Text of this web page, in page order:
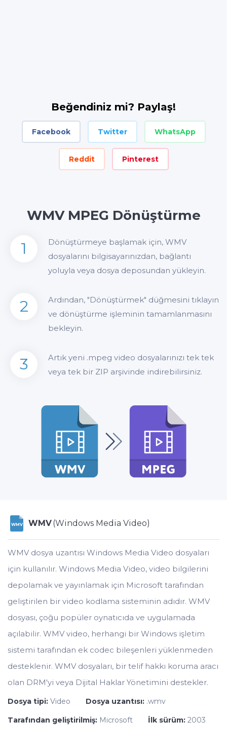
Beğendiniz mi? Paylaş!
Facebook Twitter WhatsApp
Reddit Pinterest
WMV MPEG Dönüştürme
1
Dönüştürmeye başlamak için, WMV
dosyalarını bilgisayarınızdan, bağlantı
yoluyla veya dosya deposundan yükleyin.
2
Ardından, "Dönüştürmek" düğmesini tıklayın
ve dönüştürme işleminin tamamlanmasını
bekleyin.
3
Artık yeni .mpeg video dosyalarınızı tek tek
veya tek bir ZIP arşivinde indirebilirsiniz.
WMV WMV(Windows Media Video)
WMV dosya uzantısı Windows Media Video dosyaları
için kullanılır. Windows Media Video, video bilgilerini
depolamak ve yayınlamak için Microsoft tarafından
geliştirilen bir video kodlama sisteminin adıdır. WMV
dosyası, çoğu popüler oynatıcıda ve uygulamada
açılabilir. WMV video, herhangi bir Windows işletim
sistemi tarafından ek codec bileşenleri yüklenmeden
desteklenir. WMV dosyaları, bir telif hakkı koruma aracı
olan DRM'yi veya Dijital Haklar Yönetimini destekler.
Dosya tipi: Video Dosya uzantısı: .wmv
Tarafından geliştirilmiş: Microsoft İlk sürüm: 2003